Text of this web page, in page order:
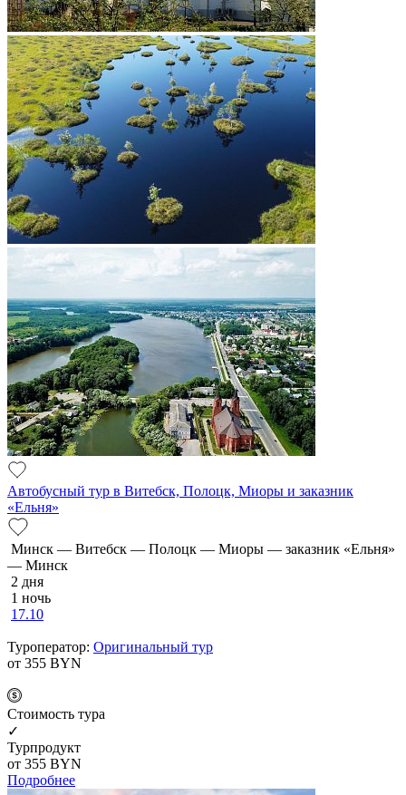
Автобусный тур в Витебск, Полоцк, Миоры и заказник
«Ельня»
Минск — Витебск — Полоцк — Миоры — заказник «Ельня»
— Минск
2 дня
1 ночь
17.10
Туроператор: Оригинальный тур
от 355 BYN
Cтоимость тура
✓
Турпродукт
от 355 BYN
Подробнее